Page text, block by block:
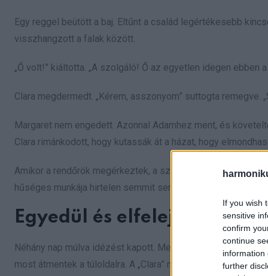
If you wish
sensitive
confirm
continue
information
further
Egy reggel beütött a baj. Eltűnt a család legértékesebb
visszhangzott a falak között.
„Ő volt!” kiáltotta. „A szolgáló! Ő az egyetlen idegen ebben a
Clara megdermedt. „Kérem, asszonyom” suttogta remegve.
Margaret nem engedett. Azonnal Adamhez ment, és
Clara rimánkodott, hogy kutassák át a házat, hogy
Amikor a rendőrök megérkeztek, a szomszédok az utcán
hűséges munkája hirtelen semmit sem ért.
Egyedül és elfelejtve
Néhány nap múlva idézést kapott. Meg kellett jelennie a
most átmentek a túloldalra. A „Clara” név suttogássá vált,